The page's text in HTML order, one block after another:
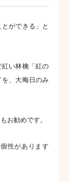
ができる」と
い林檎「紅の
、大晦日のみ
お勧めです。
性があります